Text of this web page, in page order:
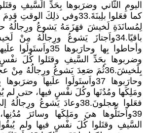
اليومِ الثَّاني وضرَبوها بِحَدِّ السَّيفِ
كما فعَلوا بلِبنَةَ.33وفي ذلِكَ
لِمُسانَدَةِ لَخيشَ فهَزَمَهُ يَشوعُ ورِجالُهُ
باقيًا.34واَجتازَ يَشوعُ ورِجالُهُ
وأحاطوا بِها وحارَبوها
وضربوها بِحَدِّ السَّيفِ وقتَلوا كُلَ نفْسٍ
بِلَخيشَ.36ثُمَ صَعِدَ يَشوعُ ورِجالُهُ
وحارَبوها 37واَستَولَوا علَيها
ومَلِكَها ومُدُنَها وكُلَ نفْسٍ فيها، حتى لم
فعَلوا بعجلونَ.38وعادَ يَشوعُ
39واَحتَلُّوها هيَ ومَلِكَها وسائرَ
السَّيفِ وقتَلوا كُلَ نفْسٍ فيها ولم يُبقُوا